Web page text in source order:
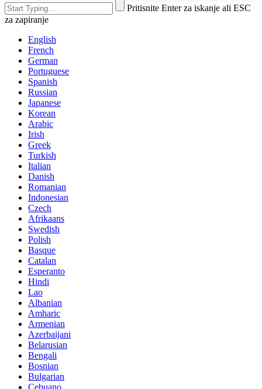
Pritisnite Enter za iskanje ali ESC
za zapiranje
English
French
German
Portuguese
Spanish
Russian
Japanese
Korean
Arabic
Irish
Greek
Turkish
Italian
Danish
Romanian
Indonesian
Czech
Afrikaans
Swedish
Polish
Basque
Catalan
Esperanto
Hindi
Lao
Albanian
Amharic
Armenian
Azerbaijani
Belarusian
Bengali
Bosnian
Bulgarian